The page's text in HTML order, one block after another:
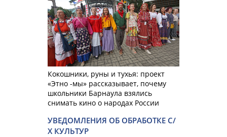
Кокошники, руны и тухья: проект
«Этно -мы» рассказывает, почему
школьники Барнаула взялись
снимать кино о народах России
УВЕДОМЛЕНИЯ ОБ ОБРАБОТКЕ С/
Х КУЛЬТУР